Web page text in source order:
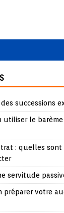
successions
utiliser le
: quelles sont
servitude
préparer votre